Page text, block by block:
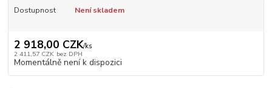
Dostupnost Není skladem
2 918,00 CZK/ks
2 411,57 CZK bez DPH
Momentálně není k dispozici